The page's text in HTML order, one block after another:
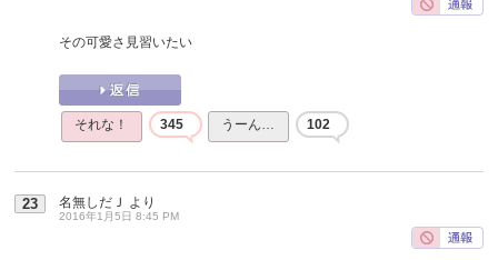
その可愛さ見習いたい
それな！ 345 うーん… 102
23 名無しだＪ より
2016年1月5日 8:45 PM